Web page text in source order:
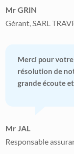
Mr GRIN
Gérant, SARL
Merci pour
résolution de
grande écoute
Mr JAL
Responsable